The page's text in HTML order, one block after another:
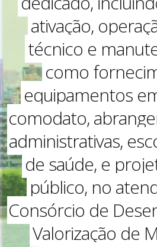
ativação,
técnico e
como
equipamentos
comodato,
administrativas,
de saúde, e
público, no
Consórcio de
Valorização de